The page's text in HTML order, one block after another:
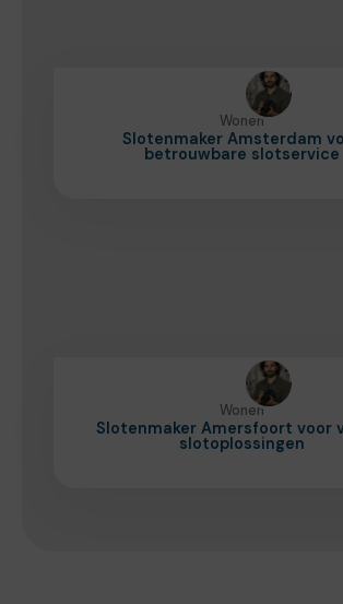
Wonen
Slotenmaker Amsterdam
betrouwbare slotservice
Wonen
Slotenmaker Amersfoort voor
slotoplossingen